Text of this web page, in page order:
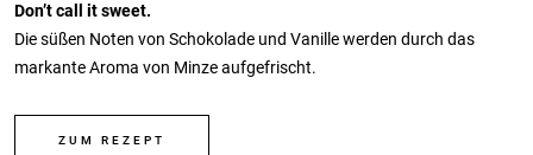
Don’t call it sweet.
Die süßen Noten von Schokolade und Vanille werden durch das
markante Aroma von Minze aufgefrischt.
ZUM REZEPT